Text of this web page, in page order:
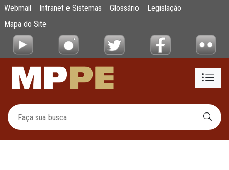
Pular para o Conteúdo principal
MPPE recomenda cumprimento rigoroso
Webmail Intranet e Sistemas Glossário
Legislação
Mapa do Site